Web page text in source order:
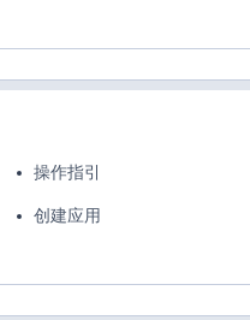
操作指引
创建应用